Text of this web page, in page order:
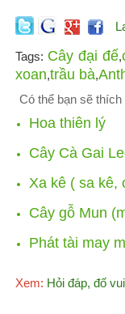
Tags: Cây đại đế,
xoan,trầu bà,
Có thể bạn sẽ thích
Hoa thiên lý
Cây Cà Gai
Xa kê ( sa kê,
Cây gỗ Mun
Phát tài may
Xem: Hỏi đáp, đố